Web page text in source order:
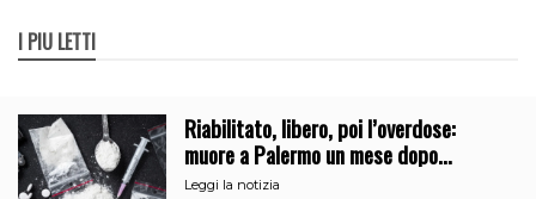
I PIÙ LETTI
Riabilitato, libero, poi l’overdose:
muore a Palermo un mese dopo
l’uscita dalla comunità
Leggi la notizia